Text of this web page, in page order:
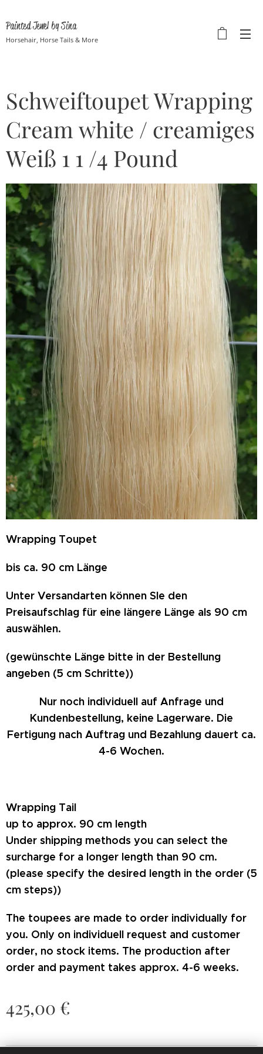
Painted Jewel by Sina
Horsehair, Horse Tails & More
Schweiftoupet Wrapping
Cream white / creamiges
Weiß 1 1 /4 Pound
Wrapping Toupet
bis ca. 90 cm Länge
Unter Versandarten können SIe den
Preisaufschlag für eine längere Länge als 90 cm
auswählen.
(gewünschte Länge bitte in der Bestellung
angeben (5 cm Schritte))
Nur noch individuell auf Anfrage und
Kundenbestellung, keine Lagerware. Die
Fertigung nach Auftrag und Bezahlung dauert ca.
4-6 Wochen.
Wrapping Tail
up to approx. 90 cm length
Under shipping methods you can select the
surcharge for a longer length than 90 cm.
(please specify the desired length in the order (5
cm steps))
The toupees are made to order individually for
you. Only on individuell request and customer
order, no stock items. The production after
order and payment takes approx. 4-6 weeks.
425,00 €